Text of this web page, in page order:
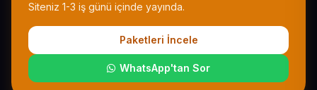
Siteniz 1-3 iş günü içinde yayında.
Paketleri İncele
WhatsApp'tan Sor